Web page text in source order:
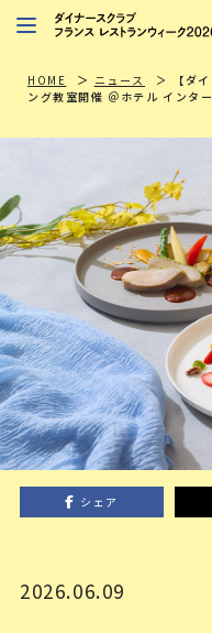
レストランを探す
ニュース
店舗/プレス向け
ダイナースクラブ会員限定特典
HOME ニュース
【ダ
ング教室開催 ＠ホテル インタ
2026.06.09
シェア